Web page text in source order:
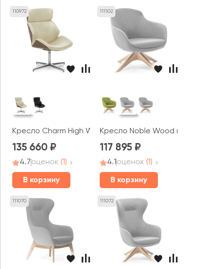
110972
Кресло Charm High Wood Lounge
135 660
4.7оценок (1)
В корзину
111102
Кресло Noble Wood крутящ
117 895
4.1 оценок (1)
В корзину
111070 111072